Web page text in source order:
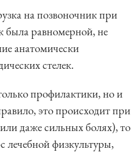
на позвоночник при
была равномерной, не
анатомически
стелек.
профилактики, но и
это происходит при
даже сильных болях), то
лечебной физкультуры,